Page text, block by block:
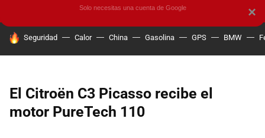
HOY SE HABLA DE
Seguridad Calor China Gasolina GPS BMW
El Citroën C3 Picasso recibe el
motor PureTech 110
×
Solo necesitas una cuenta de Google